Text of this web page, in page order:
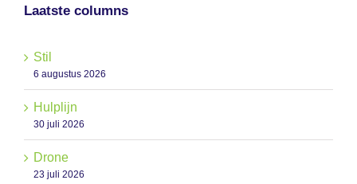
Laatste columns
Stil
6 augustus 2026
Hulplijn
30 juli 2026
Drone
23 juli 2026